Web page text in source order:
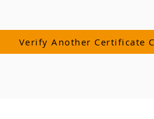
Verify Another Certificate